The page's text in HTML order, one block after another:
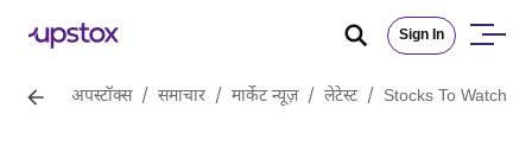
Sign In
अपस्टॉक्स / समाचार / मार्केट न्यूज़ / लेटेस्ट / Stocks To Watch: